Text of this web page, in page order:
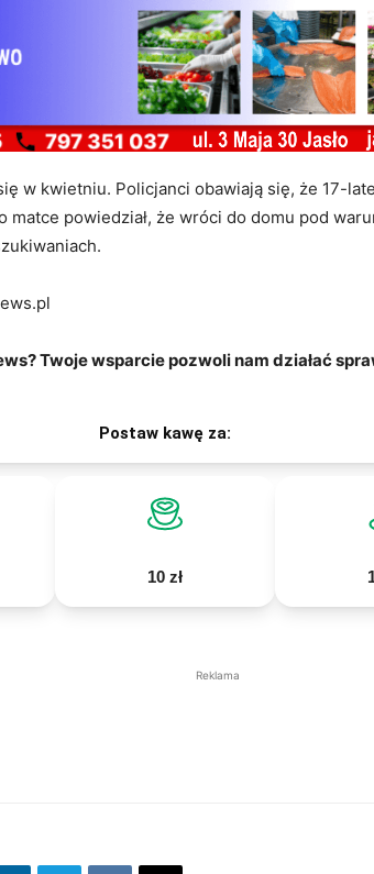
w kwietniu. Policjanci obawiają się, że 17-
matce powiedział, że wróci do domu pod
Twoje wsparcie pozwoli nam działać
Postaw kawę za:
10 zł
Reklama